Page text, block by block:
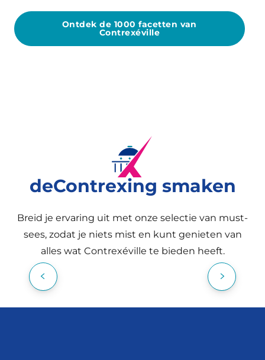
Ontdek de 1000 facetten van
Contrexéville
deContrexing smaken
Breid je ervaring uit met onze selectie van must-
sees, zodat je niets mist en kunt genieten van
alles wat Contrexéville te bieden heeft.
EEN PAAR UUR IN DE THERMEN